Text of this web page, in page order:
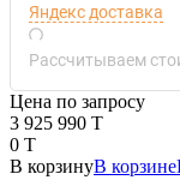
Яндекс доставка
Рассчитываем
Цена по запросу
3 925 990 T
0 T
В корзинуВ корзине